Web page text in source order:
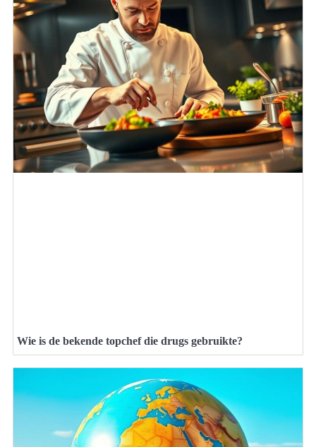
Wie is de bekende topchef die drugs gebruikte?